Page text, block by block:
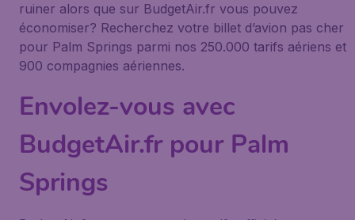
ruiner alors que sur BudgetAir.fr vous pouvez
économiser? Recherchez votre billet d’avion pas cher
pour Palm Springs parmi nos 250.000 tarifs aériens et
900 compagnies aériennes.
Envolez-vous avec
BudgetAir.fr pour Palm
Springs